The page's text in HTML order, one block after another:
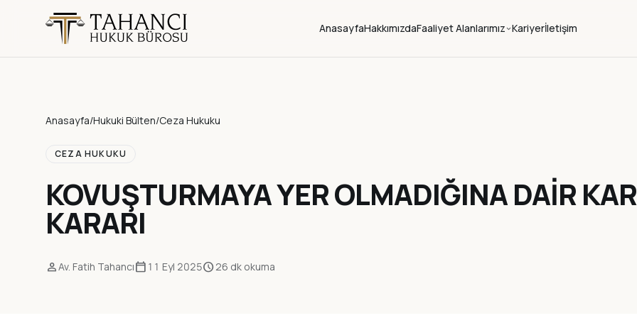
AnasayfaHakkımızdaFaaliyet Alanlarımız Kariyerİletişim
Anasayfa/Hukuki Bülten/Ceza Hukuku
CEZA HUKUKU
KOVUŞTURMAYA YER OLMADIĞINA DAİR
KARARI
personAv. Fatih Tahancıcalendar_today 11 Eyl 2025schedule26 dk okuma